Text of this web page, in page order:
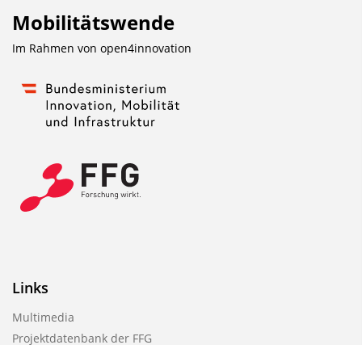
Mobilitätswende
Im Rahmen von open4innovation
Links
Multimedia
Projektdatenbank der FFG